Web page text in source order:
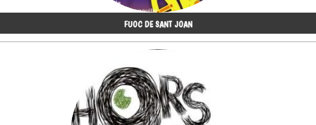
FUOC DE SANT JOAN